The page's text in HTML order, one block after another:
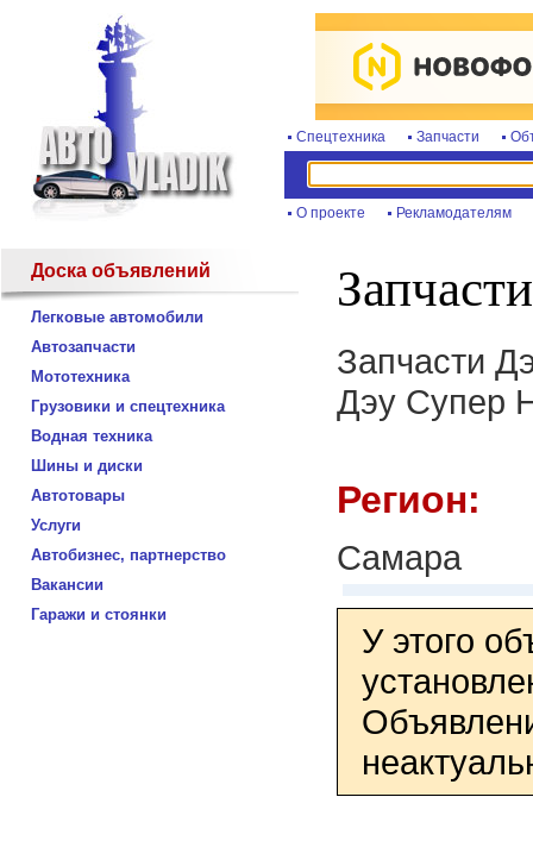
Спецтехника Запчасти
О проекте Рекламодателям
Доска объявлений
Легковые автомобили
Автозапчасти
Мототехника
Грузовики и спецтехника
Водная техника
Шины и диски
Автотовары
Услуги
Автобизнес, партнерство
Вакансии
Гаражи и стоянки
Запчасти
Дэу Супер
Регион:
Самара
У этого